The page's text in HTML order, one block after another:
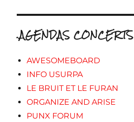
.AGENDAS CONCERTS
AWESOMEBOARD
INFO USURPA
LE BRUIT ET LE FURAN
ORGANIZE AND ARISE
PUNX FORUM